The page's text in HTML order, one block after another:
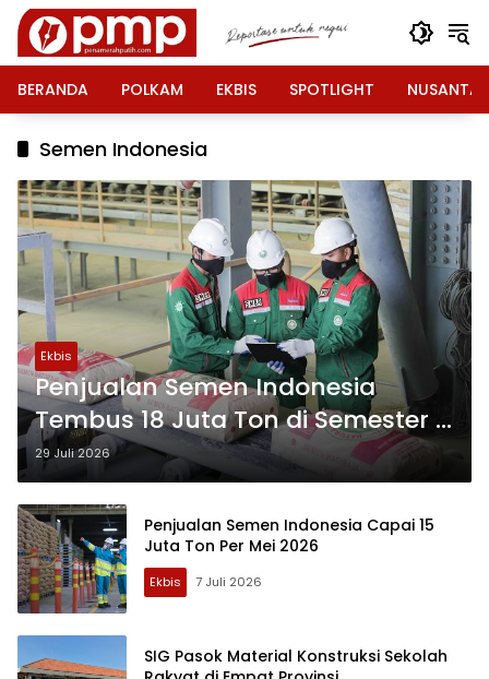
Langsung
konten
BERANDA
POLKAM EKBIS SPOTLIGHT
Semen Indonesia
Ekbis
Penjualan Semen Indonesia
Tembus 18 Juta Ton di Semester I
2026
29 Juli 2026
Penjualan Semen Indonesia Capai 15
Juta Ton Per Mei 2026
Ekbis 7 Juli 2026
SIG Pasok Material Konstruksi Sekolah